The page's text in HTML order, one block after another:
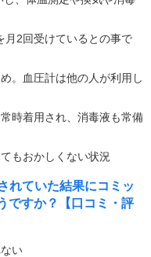
月2回受けているとの事で
。血圧計は他の人が利用し
時着用され、消毒液も常備
もおかしくない状況
れていた結果にコミッ
ですか？【口コミ・評
い